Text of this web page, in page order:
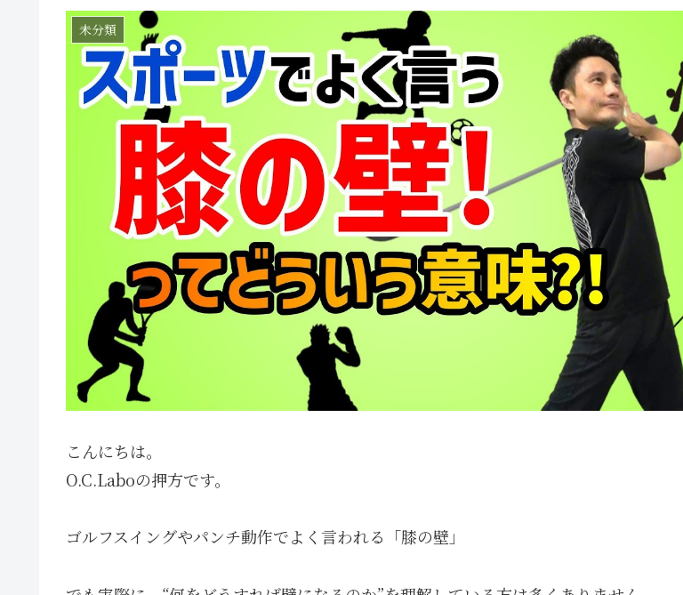
未分類
こんにちは。
O.C.Laboの押方です。
ゴルフスイングやパンチ動作でよく言われる「膝の壁」